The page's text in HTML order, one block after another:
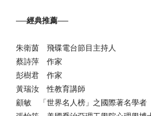
──經典推薦──
朱衛茵 飛碟電台節目主持人
蔡詩萍 作家
彭樹君 作家
黃瑞汝 性教育講師
顧敏 「世界名人榜」之國際著名學者